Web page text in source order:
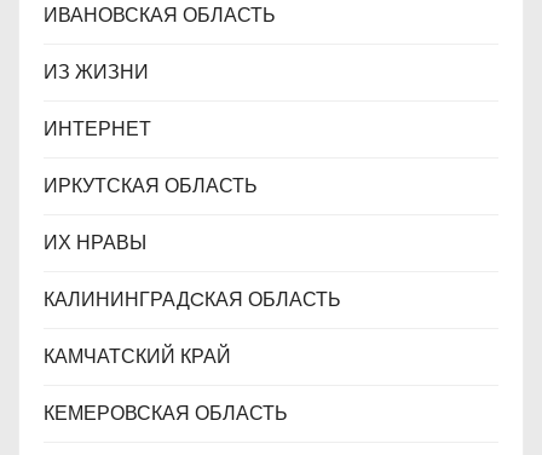
ИВАНОВСКАЯ ОБЛАСТЬ
ИЗ ЖИЗНИ
ИНТЕРНЕТ
ИРКУТСКАЯ ОБЛАСТЬ
ИХ НРАВЫ
КАЛИНИНГРАДCКАЯ ОБЛАСТЬ
КАМЧАТСКИЙ КРАЙ
КЕМЕРОВСКАЯ ОБЛАСТЬ